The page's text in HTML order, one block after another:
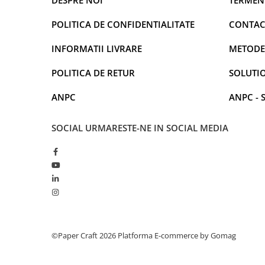
POLITICA DE CONFIDENTIALITATE
INFORMATII LIVRARE
POLITICA DE RETUR
ANPC ANPC -
SOCIAL URMARESTE-NE IN SOCIAL MEDIA
©Paper Craft 2026 Platforma E-commerce by Gomag